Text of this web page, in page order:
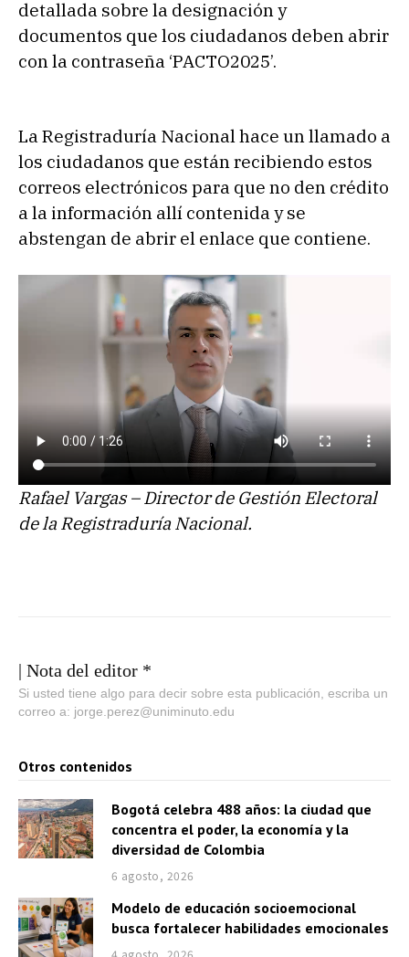
detallada sobre la designación y
documentos que los ciudadanos deben abrir
con la contraseña ‘PACTO2025’.
La Registraduría Nacional hace un llamado a
los ciudadanos que están recibiendo estos
correos electrónicos para que no den crédito
a la información allí contenida y se
abstengan de abrir el enlace que contiene.
Rafael Vargas – Director de Gestión Electoral
de la Registraduría Nacional.
| Nota del editor *
Si usted tiene algo para decir sobre esta publicación, escriba un
correo a: jorge.perez@uniminuto.edu
Otros contenidos
Bogotá celebra 488 años: la ciudad que
concentra el poder, la economía y la
diversidad de Colombia
6 agosto, 2026
Modelo de educación socioemocional
busca fortalecer habilidades emocionales
4 agosto, 2026